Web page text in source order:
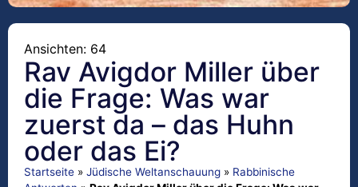
Ansichten: 64
Rav Avigdor Miller über
die Frage: Was war
zuerst da – das Huhn
oder das Ei?
Startseite » Jüdische Weltanschauung » Rabbinische